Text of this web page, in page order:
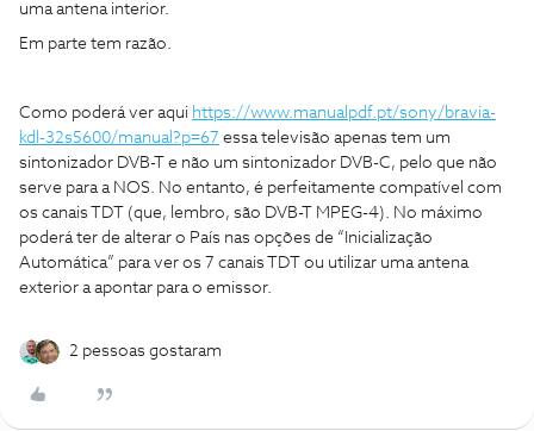
uma antena interior.
Em parte tem razão.
Como poderá ver aqui https://www.manualpdf.pt/sony/bravia-
kdl-32s5600/manual?p=67 essa televisão apenas tem um
sintonizador DVB-T e não um sintonizador DVB-C, pelo que não
serve para a NOS. No entanto, é perfeitamente compatível com
os canais TDT (que, lembro, são DVB-T MPEG-4). No máximo
poderá ter de alterar o País nas opções de “Inicialização
Automática” para ver os 7 canais TDT ou utilizar uma antena
exterior a apontar para o emissor.
2 pessoas gostaram